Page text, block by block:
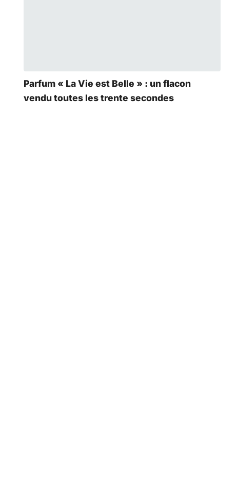
Parfum « La Vie est Belle » : un flacon
vendu toutes les trente secondes